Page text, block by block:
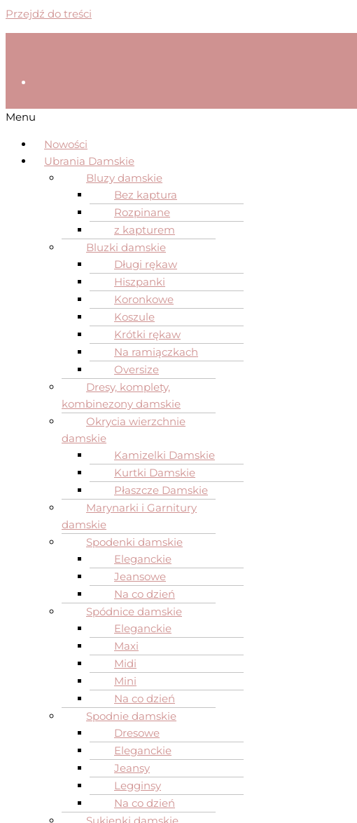
Przejdź do treści
Menu
Nowości
Ubrania Damskie
Bluzy damskie
Bez kaptura
Rozpinane
z kapturem
Bluzki damskie
Długi rękaw
Hiszpanki
Koronkowe
Koszule
Krótki rękaw
Na ramiączkach
Oversize
Dresy, komplety,
kombinezony damskie
Okrycia wierzchnie
damskie
Kamizelki Damskie
Kurtki Damskie
Płaszcze Damskie
Marynarki i Garnitury
damskie
Spodenki damskie
Eleganckie
Jeansowe
Na co dzień
Spódnice damskie
Eleganckie
Maxi
Midi
Mini
Na co dzień
Spodnie damskie
Dresowe
Eleganckie
Jeansy
Legginsy
Na co dzień